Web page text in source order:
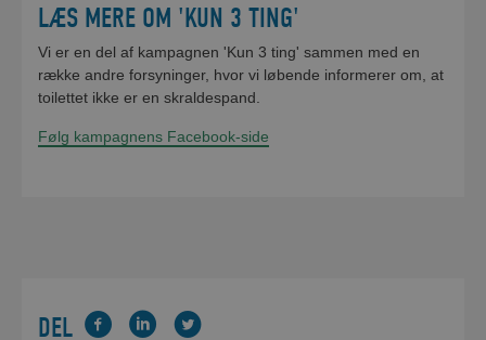
LÆS MERE OM 'KUN 3 TING'
Vi er en del af kampagnen 'Kun 3 ting' sammen med en
række andre forsyninger, hvor vi løbende informerer om, at
toilettet ikke er en skraldespand.
Følg kampagnens Facebook-side
DEL